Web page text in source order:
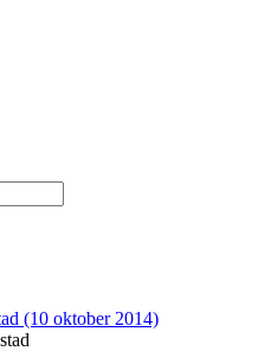
(10 oktober 2014)